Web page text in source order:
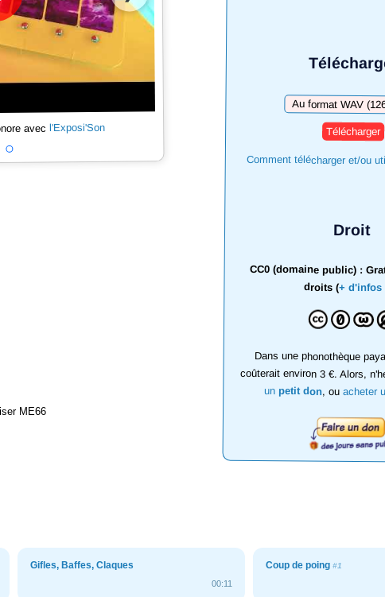
Télécharger
Comment télécharger et/ou
Droit
CC0 (domaine public) :
droits (+ d'infos
Dans une phonothèque
coûterait environ 3 €. Alors,
un petit don, ouacheter
avecl'Exposi'Son
ME66
Gifles, Baffes, Claques
00:11
Coup de poing#1